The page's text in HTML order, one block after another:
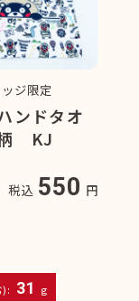
ジ限定
ンドタオ
KJ
税込 550 円
): 31 g